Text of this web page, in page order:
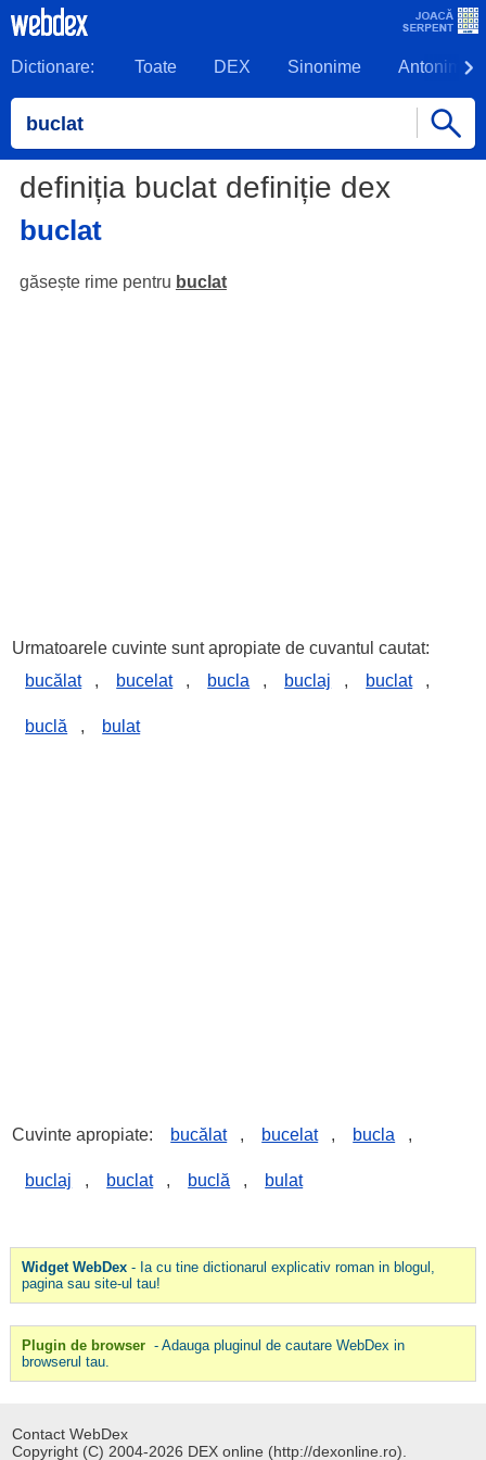
Dictionare: Toate DEX Sinonime Antonime
definiția buclat definiție dex
buclat
găsește rime pentru buclat
Urmatoarele cuvinte sunt apropiate de cuvantul cautat:
bucălat
, bucelat , bucla , buclaj , buclat ,
buclă , bulat
Cuvinte apropiate: bucălat , bucelat , bucla ,
buclaj , buclat , buclă , bulat
Widget WebDex- Ia cu tine dictionarul explicativ roman in blogul,
pagina sau site-ul tau!
Plugin de browser - Adauga pluginul de cautare WebDex in
browserul tau.
Contact WebDex
Copyright (C) 2004-2026 DEX online (http://dexonline.ro).